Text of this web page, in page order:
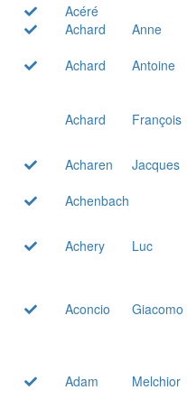
Acéré
Achard
Anne
Achard
Antoine
Achard
François
Acharen
Jacques
Achenbach
Achery
Luc
Aconcio Giacomo
Adam Melchior